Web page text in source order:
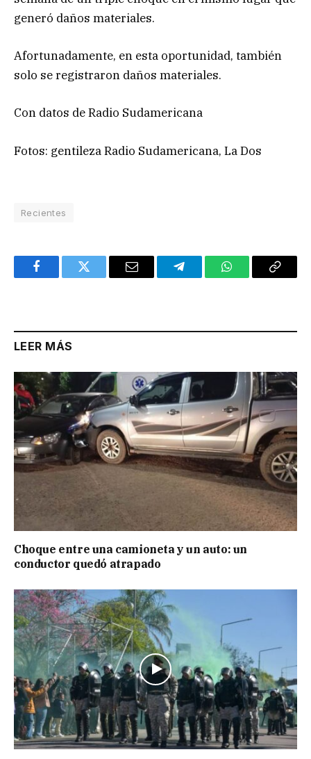
generó daños materiales.
Afortunadamente, en esta oportunidad, también
solo se registraron daños materiales.
Con datos de Radio Sudamericana
Fotos: gentileza Radio Sudamericana, La Dos
Recientes
FacebookTwitter Email TelegramWhatsAppCopy
LEER MÁS
Choque entre una camioneta y un auto: un
conductor quedó atrapado